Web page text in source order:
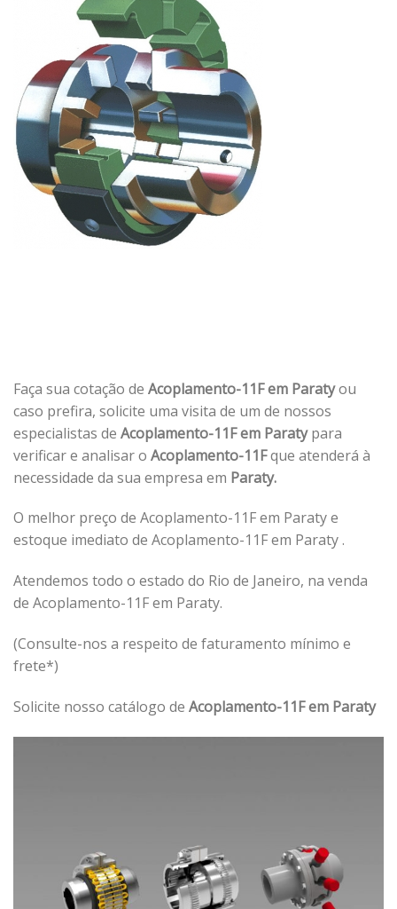
Faça sua cotação de Acoplamento-11F em Paratyou
caso prefira, solicite uma visita de um de nossos
especialistas de Acoplamento-11F em Paratypara
verificar e analisar o Acoplamento-11Fque atenderá à
necessidade da sua empresa em Paraty.
O melhor preço de Acoplamento-11F em Paraty e
estoque imediato de Acoplamento-11F em Paraty .
Atendemos todo o estado do Rio de Janeiro, na venda
de Acoplamento-11F em Paraty.
(Consulte-nos a respeito de faturamento mínimo e
frete*)
Solicite nosso catálogo de Acoplamento-11F em Paraty